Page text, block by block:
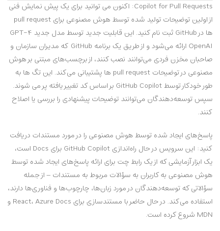
Copilot for Pull Requests: اکنون می توانید برای یک پیش نمایش فنی
از اولین توضیحات تولید شده توسط هوش مصنوعی برای pull request
ها در GitHub ثبت نام کنید. این قابلیت جدید توسط مدل جدید GPT-4
OpenAI ارائه می‌شود و از طریق یک برنامه GitHub که مدیران سازمان و
صاحبان مخزن فردی می‌توانند نصب کنند، از برچسب‌های مبتنی بر هوش
مصنوعی در توضیحات pull request ها پشتیبانی می‌کند. این تگ ها به
طور خودکار توسط GitHub Copilot بر اساس کد تغییر یافته پر می شوند.
سپس توسعه‌دهندگان می‌توانند توضیحات پیشنهادی را بررسی یا اصلاح
کنند.
پاسخ‌های ایجاد شده توسط هوش مصنوعی را در مورد مستندات دریافت
کنید:
این سرویس در حال راه‌اندازی GitHub Copilot برای Docs است،
یک ابزار آزمایشی که از یک رابط چت برای ارائه پاسخ‌های ایجاد شده توسط
هوش مصنوعی به کاربران به سؤالات مربوط به مستندات – از جمله
سؤالاتی که توسعه‌دهندگان در مورد زبان‌ها، چارچوب‌ها و فناوری‌ها دارند،
استفاده می‌کند. در حال حاضر با مستندسازی برای React، Azure Docs و
MDN شروع کرده است.